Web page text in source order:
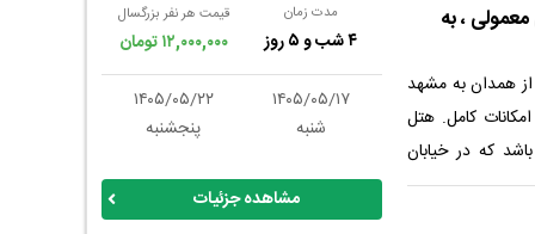
، به
معمولی از همدان به مشهد
با خدمات و امکانات کامل. هتل
که در خیابان
۱۱ - جنب حسینیه اصفهانیها واقع
حمل و نقل
مدت زمان
۴ شب و ۵ روز
قیمت هر نفر بزرگسال
۱۲,۰۰۰,۰۰۰ تومان
۱۴۰۵/۰۵/۱۷
۱۴۰۵/۰۵/۲۲
شنبه
پنجشنبه
مشاهده جزئیات